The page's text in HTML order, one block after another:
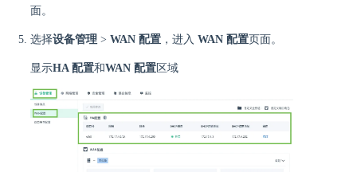
面。
选择设备管理 > WAN 配置 ，进入 WAN 配置页面。
显示HA 配置和WAN 配置 区域